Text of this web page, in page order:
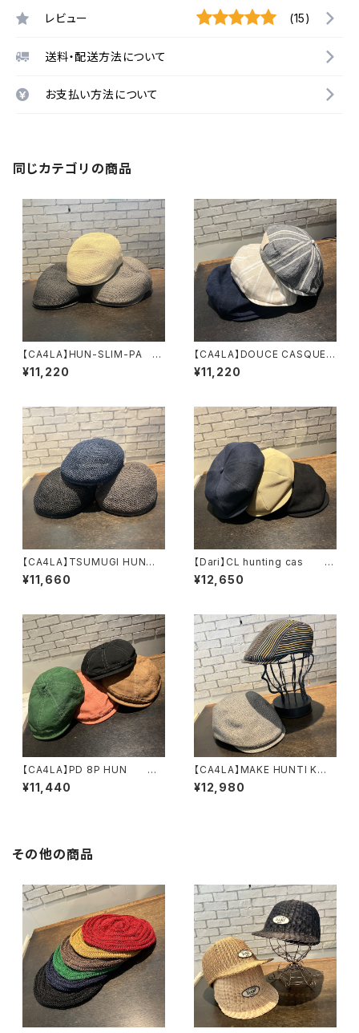
レビュー (15)
送料・配送方法について
お支払い方法について
同じカテゴリの商品
【CA4LA】HUN-SLIM-PA
¥11,220
【CA4LA】DOUCE CASQUET
TE キャスケット ハンチ
ング COH00031
¥11,220
【CA4LA】TSUMUGI HUN
ハンチング ZKN027
23
¥11,660
【Dari】CL hunting cas
キャスケット ハンチング
ARI922
¥12,650
【CA4LA】PD 8P HUN
¥11,440
【CA4LA】MAKE HUNTI K
ハンチング TAM028
17
¥12,980
その他の商品